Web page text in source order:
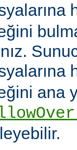
ana